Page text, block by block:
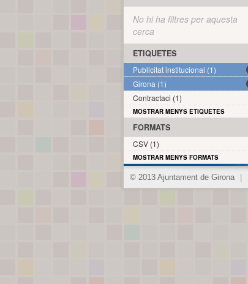
No hi ha filtres per aquesta
cerca
ETIQUETES
Publicitat institucional (1)
Girona (1)
Contractaci (1)
MOSTRAR MENYS ETIQUETES
FORMATS
CSV (1)
MOSTRAR MENYS FORMATS
© 2013 Ajuntament de Girona